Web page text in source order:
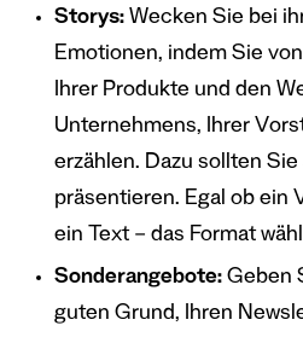
Storys: Wecken Sie bei
Emotionen, indem Sie
Ihrer Produkte und den
Unternehmens, Ihrer
erzählen. Dazu sollten
präsentieren. Egal ob ein
ein Text – das Format
Sonderangebote: Geben
guten Grund, Ihren